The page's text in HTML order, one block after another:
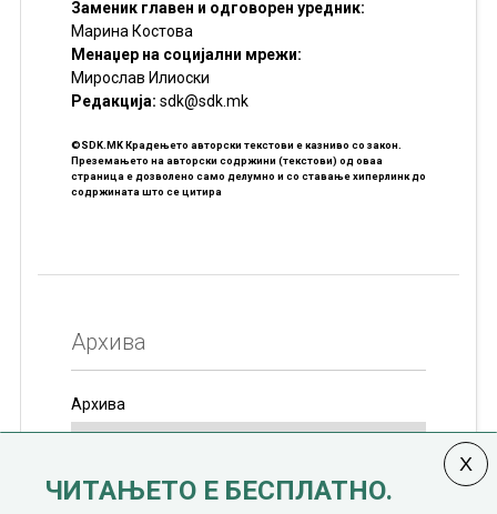
Заменик главен и одговорен уредник:
Марина Костова
Менаџер на социјални мрежи:
Мирослав Илиоски
Редакцијa: sdk@sdk.mk
©SDK.MK Крадењето авторски текстови е казниво со закон.
Преземањето на авторски содржини (текстови) од оваа
страница е дозволено само делумно и со ставање хиперлинк до
содржината што се цитира
Архива
Архива
ЧИТАЊЕТО Е БЕСПЛАТНО.